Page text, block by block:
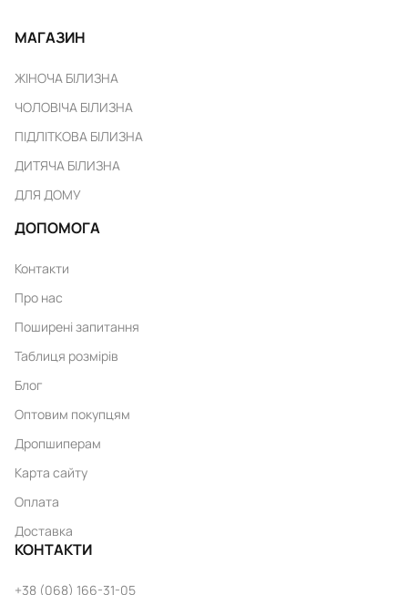
МАГАЗИН
ЖІНОЧА БІЛИЗНА
ЧОЛОВІЧА БІЛИЗНА
ПІДЛІТКОВА БІЛИЗНА
ДИТЯЧА БІЛИЗНА
ДЛЯ ДОМУ
ДОПОМОГА
Контакти
Про нас
Поширені запитання
Таблиця розмірів
Блог
Оптовим покупцям
Дропшиперам
Карта сайту
Оплата
Доставка
КОНТАКТИ
+38 (068) 166-31-05